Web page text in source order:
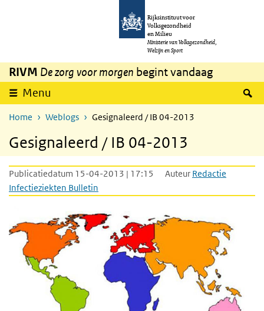
Overslaan en naar de inhoud gaan
Rijksinstituut voor
Volksgezondheid
en Milieu
Ministerie van Volksgezondheid,
Welzijn en Sport
RIVM De zorg voor morgen begint vandaag
Menu
Home Weblogs Gesignaleerd / IB 04-2013
Gesignaleerd / IB 04-2013
Publicatiedatum 15-04-2013 | 17:15 Auteur Redactie
Infectieziekten Bulletin